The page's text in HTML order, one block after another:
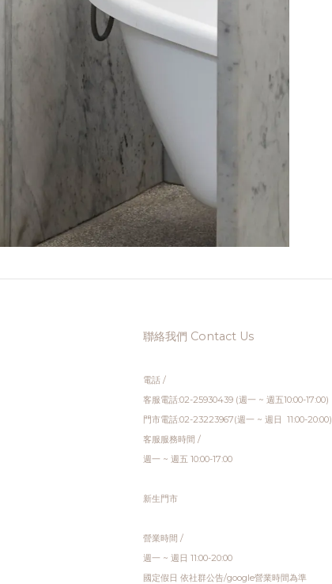
聯絡我們 Contact Us
電話 /
客服電話:02-25930439 (週一 ~ 週五10:00-17:00)
門市電話:02-23223967(週一 ~ 週日 11:00-20:00)
客服服務時間 /
週一 ~ 週五 10:00-17:00
新生門市
營業時間 /
週一 ~ 週日 11:00-20:00
國定假日 依社群公告/google營業時間為準